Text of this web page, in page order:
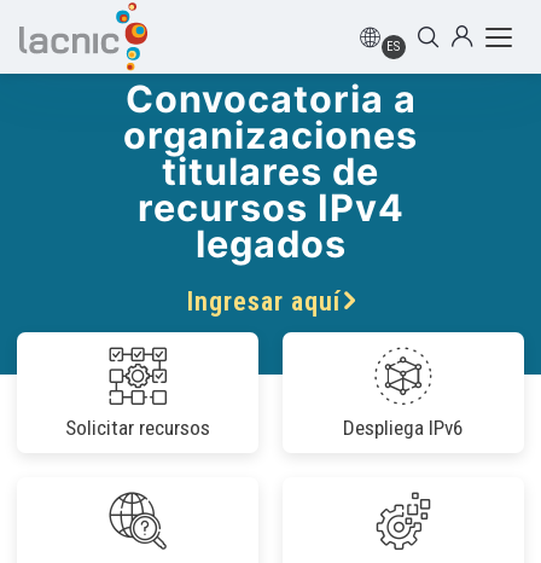
ES
Convocatoria a
organizaciones
titulares de
recursos IPv4
legados
Ingresar aquí
Solicitar recursos Despliega IPv6